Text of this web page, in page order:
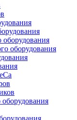
оборудования